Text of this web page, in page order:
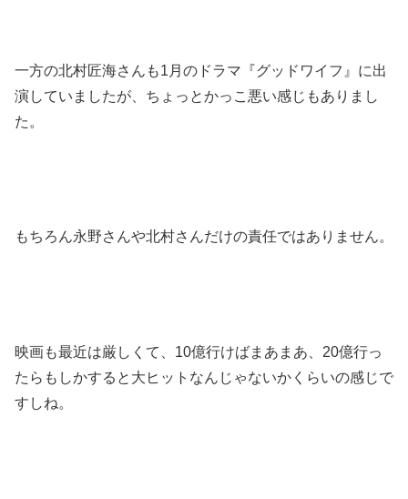
一方の北村匠海さんも1月のドラマ『グッドワイフ』に出
演していましたが、ちょっとかっこ悪い感じもありまし
た。
もちろん永野さんや北村さんだけの責任ではありません。
映画も最近は厳しくて、10億行けばまあまあ、20億行っ
たらもしかすると大ヒットなんじゃないかくらいの感じで
すしね。